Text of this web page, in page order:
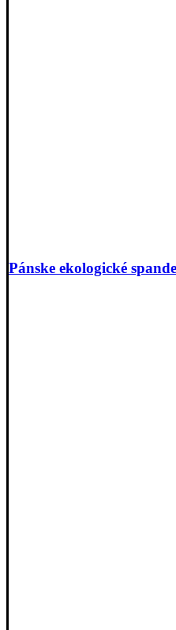
Pánske ekologické